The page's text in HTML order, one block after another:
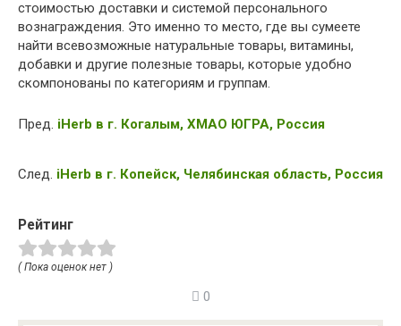
стоимостью доставки и системой персонального
вознаграждения. Это именно то место, где вы сумеете
найти всевозможные натуральные товары, витамины,
добавки и другие полезные товары, которые удобно
скомпонованы по категориям и группам.
Пред. iHerb в г. Когалым, ХМАО ЮГРА, Россия
След. iHerb в г. Копейск, Челябинская область, Россия
Рейтинг
( Пока оценок нет )
0